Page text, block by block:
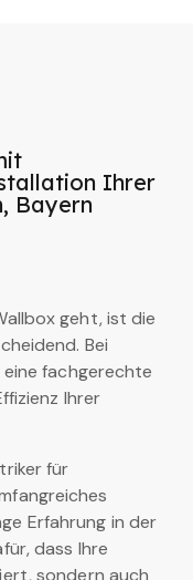
Ihrer
Bayern
geht, ist die
Bei
fachgerechte
Ihrer
für
Erfahrung in der
dass Ihre
sondern auch